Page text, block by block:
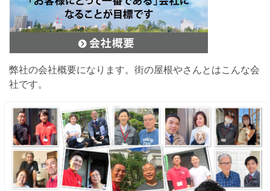
弊社の会社概要になります。街の屋根やさんとはこんな会
社です。